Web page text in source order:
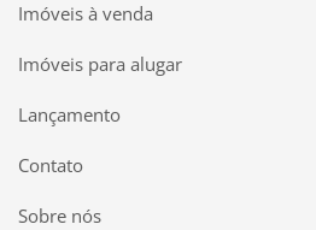
Imóveis à venda
Imóveis para alugar
Lançamento
Contato
Sobre nós